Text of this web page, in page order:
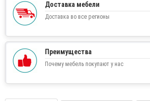
Доставка мебели
Доставка во все регионы
Преимущества
Почему мебель покупают у нас